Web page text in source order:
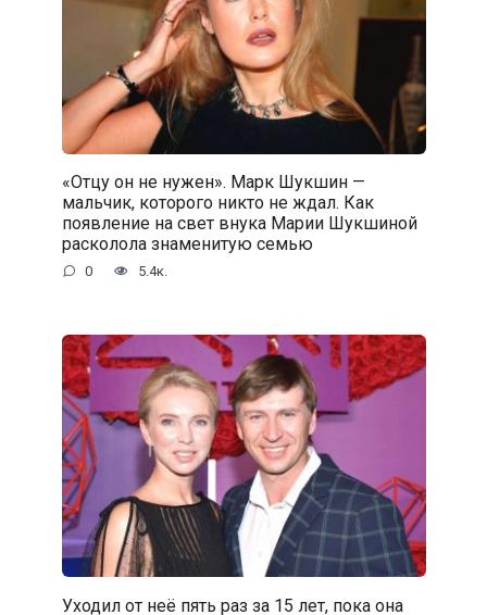
«Отцу он не нужен». Марк Шукшин —
мальчик, которого никто не ждал. Как
появление на свет внука Марии Шукшиной
расколола знаменитую семью
0 5.4к.
Уходил от неё пять раз за 15 лет, пока она